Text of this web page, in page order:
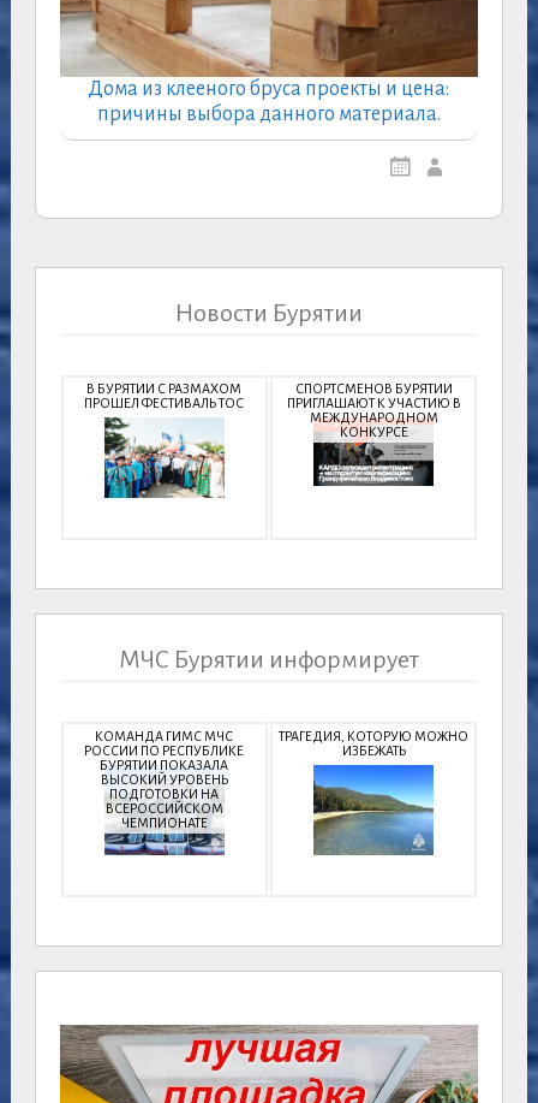
Дома из клееного бруса проекты и цена:
причины выбора данного материала.
Новости Бурятии
В БУРЯТИИ С РАЗМАХОМ
ПРОШЕЛ ФЕСТИВАЛЬ ТОС
СПОРТСМЕНОВ БУРЯТИИ
ПРИГЛАШАЮТ К УЧАСТИЮ В
МЕЖДУНАРОДНОМ
КОНКУРСЕ
МЧС Бурятии информирует
КОМАНДА ГИМС МЧС
РОССИИ ПО РЕСПУБЛИКЕ
БУРЯТИИ ПОКАЗАЛА
ВЫСОКИЙ УРОВЕНЬ
ПОДГОТОВКИ НА
ВСЕРОССИЙСКОМ
ЧЕМПИОНАТЕ
ТРАГЕДИЯ, КОТОРУЮ МОЖНО
ИЗБЕЖАТЬ